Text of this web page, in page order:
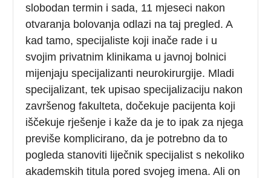
slobodan termin i sada, 11 mjeseci nakon
otvaranja bolovanja odlazi na taj pregled. A
kad tamo, specijaliste koji inače rade i u
svojim privatnim klinikama u javnoj bolnici
mijenjaju specijalizanti neurokirurgije. Mladi
specijalizant, tek upisao specijalizaciju nakon
završenog fakulteta, dočekuje pacijenta koji
iščekuje rješenje i kaže da je to ipak za njega
previše komplicirano, da je potrebno da to
pogleda stanoviti liječnik specijalist s nekoliko
akademskih titula pored svojeg imena. Ali on